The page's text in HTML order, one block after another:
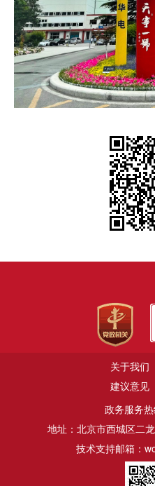
关于我们
建议意见
政务服务
地址：北京市西城区二
技术支持邮箱：